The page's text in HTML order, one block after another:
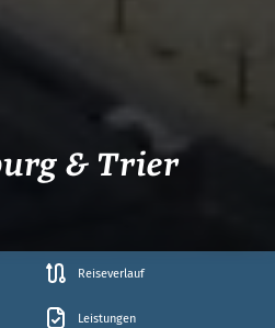
& Trier
Reiseverlauf
Leistungen